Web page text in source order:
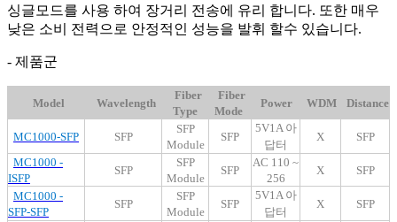
싱글모드를 사용 하여 장거리 전송에 유리 합니다. 또한 매우
낮은 소비 전력으로 안정적인 성능을 발휘 할수 있습니다.
- 제품군
Model Wavelength
Fiber
Type
Fiber
Mode
Power WDM Distance
MC1000-SFP SFP
SFP
Module
SFP
5V1A 아
답터
X
SFP
MC1000 -
ISFP
SFP
SFP
Module
SFP
AC 110 ~
256
X
SFP
MC1000 -
SFP-SFP
SFP
SFP
Module
SFP
5V1A 아
답터
X
SFP